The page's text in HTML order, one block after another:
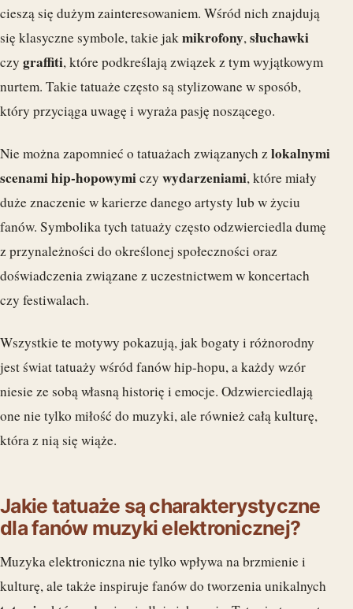
cieszą się dużym zainteresowaniem. Wśród nich znajdują
się klasyczne symbole, takie jakmikrofony,słuchawki
czy graffiti, które podkreślają związek z tym wyjątkowym
nurtem. Takie tatuaże często są stylizowane w sposób,
który przyciąga uwagę i wyraża pasję noszącego.
Nie można zapomnieć o tatuażach związanych zlokalnymi
scenami hip-hopowymiczy wydarzeniami, które miały
duże znaczenie w karierze danego artysty lub w życiu
fanów. Symbolika tych tatuaży często odzwierciedla dumę
z przynależności do określonej społeczności oraz
doświadczenia związane z uczestnictwem w koncertach
czy festiwalach.
Wszystkie te motywy pokazują, jak bogaty i różnorodny
jest świat tatuaży wśród fanów hip-hopu, a każdy wzór
niesie ze sobą własną historię i emocje. Odzwierciedlają
one nie tylko miłość do muzyki, ale również całą kulturę,
która z nią się wiąże.
Jakie tatuaże są charakterystyczne
dla fanów muzyki elektronicznej?
Muzyka elektroniczna nie tylko wpływa na brzmienie i
kulturę, ale także inspiruje fanów do tworzenia unikalnych